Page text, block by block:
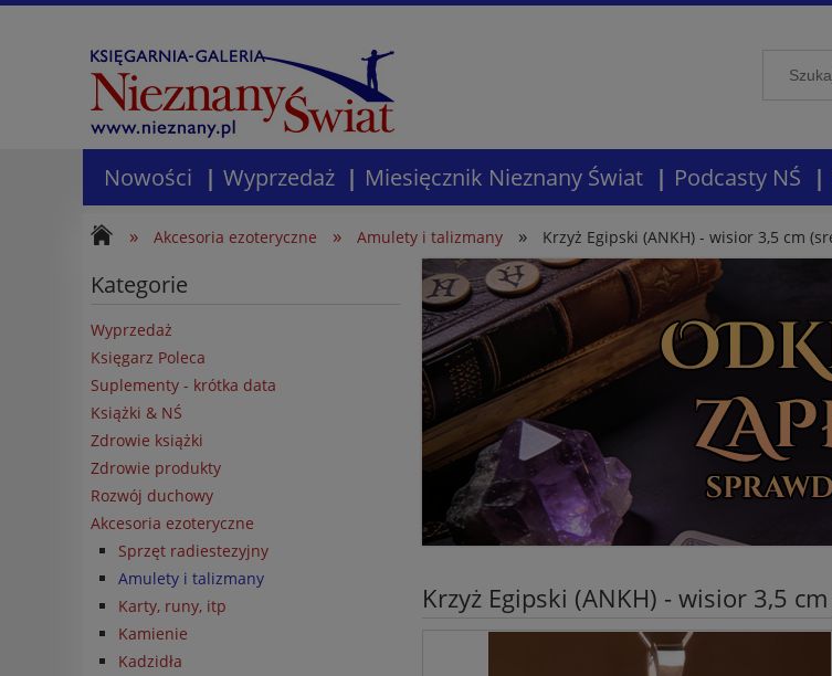
Nowości Wyprzedaż Miesięcznik Nieznany Świat Podcasty NŚ
» Akcesoria ezoteryczne » Amulety i talizmany » Krzyż Egipski (ANKH) - wisior 3,5 cm
Kategorie
Wyprzedaż
Księgarz Poleca
Suplementy - krótka data
Książki & NŚ
Zdrowie książki
Zdrowie produkty
Rozwój duchowy
Akcesoria ezoteryczne
Sprzęt radiestezyjny
Amulety i talizmany
Karty, runy, itp
Kamienie
Kadzidła
Krzyż Egipski (ANKH) - wisior 3,5